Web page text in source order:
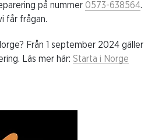
på nummer 0573-638564.
får frågan.
Från 1 september 2024 gäller
Läs mer här: Starta i Norge